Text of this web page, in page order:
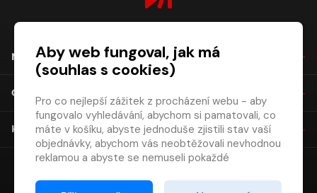
NÁKUP
O SPOLEČNOSTI
KONTAKT
Aby web fungoval, jak má
(souhlas s cookies)
Pro co nejlepší zážitek z procházení webu - aby
fungovalo vyhledávání, abychom si pamatovali, co
máte v košíku, abyste jednoduše zjistili stav vaší
objednávky, abychom vás neobtěžovali nevhodnou
reklamou a abyste se nemuseli pokaždé